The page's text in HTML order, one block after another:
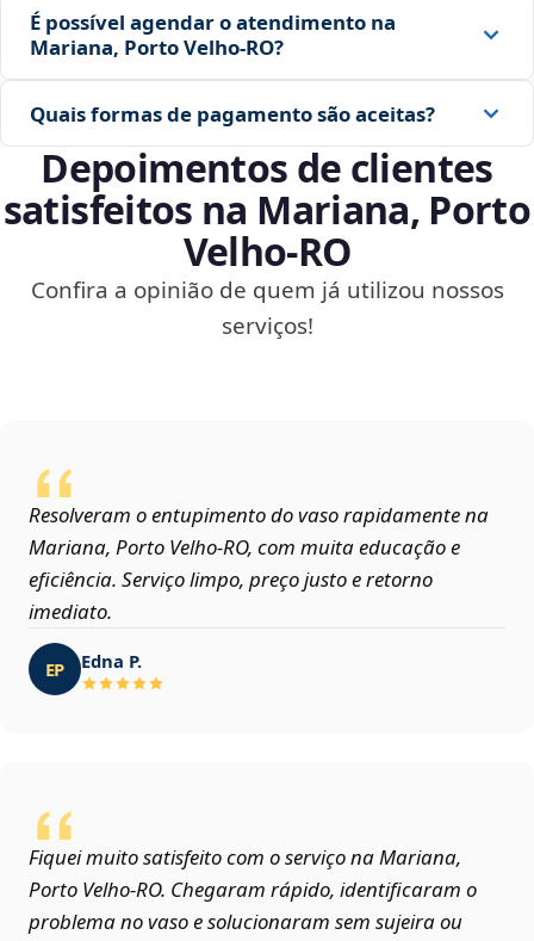
É possível agendar o atendimento na
Mariana, Porto Velho‑RO?
Quais formas de pagamento são aceitas?
Depoimentos de clientes
satisfeitos na Mariana, Porto
Velho‑RO
Confira a opinião de quem já utilizou nossos
serviços!
Resolveram o entupimento do vaso rapidamente na
Mariana, Porto Velho‑RO, com muita educação e
eficiência. Serviço limpo, preço justo e retorno
imediato.
EP Edna P.
Fiquei muito satisfeito com o serviço na Mariana,
Porto Velho‑RO. Chegaram rápido, identificaram o
problema no vaso e solucionaram sem sujeira ou